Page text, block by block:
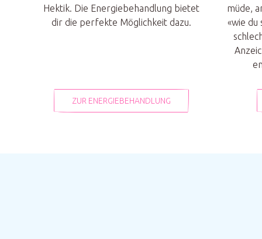
Hektik. Die Energiebehandlung bietet
dir die perfekte Möglichkeit dazu.
ZUR ENERGIEBEHANDLUNG
müde,
«wie du